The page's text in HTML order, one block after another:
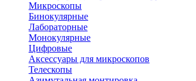
Микроскопы
Бинокулярные
Лабораторные
Монокулярные
Цифровые
Аксессуары для микроскопов
Телескопы